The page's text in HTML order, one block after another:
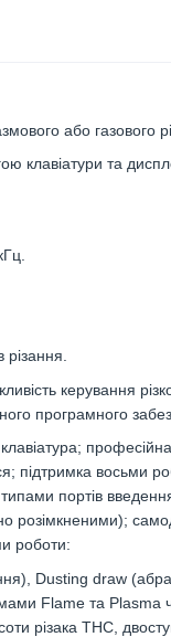
або газового
клавіатури та
різання.
керування
програмного
професійна
підтримка восьми
портів
розімкненими);
роботи:
Dusting draw
Flame та Plasma
різака THC,